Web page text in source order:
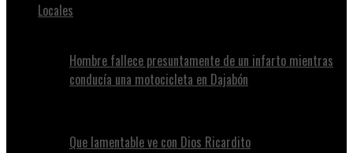
Locales
Hombre fallece presuntamente de un infarto mientras
conducía una motocicleta en Dajabón
Que lamentable ve con Dios Ricardito